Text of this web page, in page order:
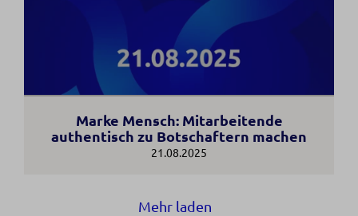
Marke Mensch: Mitarbeitende
authentisch zu Botschaftern machen
21.08.2025
Mehr laden